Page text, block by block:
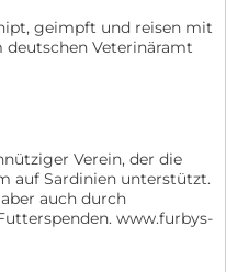
geimpft und reisen mit
deutschen Veterinäramt
Verein, der die
auf Sardinien unterstützt.
auch durch
www.furbys-